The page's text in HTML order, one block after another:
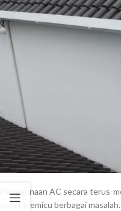
Penggunaan AC secara terus-
dapat memicu berbagai